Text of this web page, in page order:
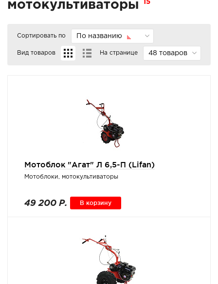
мотокультиваторы
15
Сортировать по По названию
Вид товаров На странице 48 товаров
Мотоблок "Агат" Л 6,5-П (Lifan)
Мотоблоки, мотокультиваторы
49 200 Р. В корзину